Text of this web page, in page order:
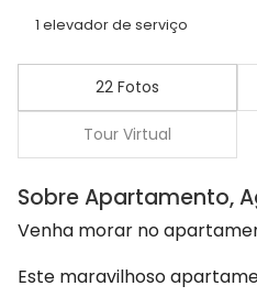
1 elevador de serviço
22 Fotos
Tour Virtual
Sobre Apartamento,
Venha morar no
Este maravilhoso